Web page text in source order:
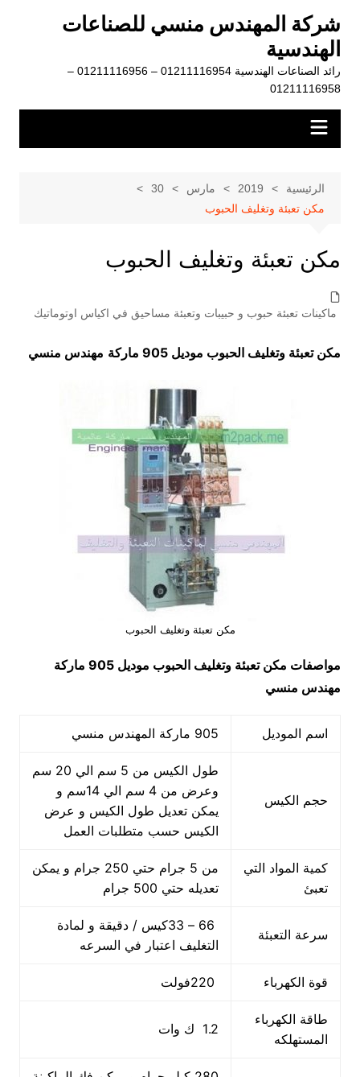
المحتوى
شركة المهندس منسي للصناعات
الهندسية
رائد الصناعات الهندسية 01211116954 – 01211116956 –
01211116958
الرئيسية 2019 مارس
30
مكن تعبئة وتغليف الحبوب
مكن تعبئة وتغليف الحبوب
ماكينات تعبئة حبوب و حبيبات وتعبئة مساحيق في اكياس اوتوماتيك
مكن تعبئة وتغليف الحبوب موديل 905 ماركة مهندس منسي
مكن تعبئة وتغليف الحبوب
مواصفات مكن تعبئة وتغليف الحبوب
موديل 905 ماركة
مهندس منسي
اسم الموديل 905 ماركة المهندس منسي
حجم الكيس
طول الكيس من 5 سم الي 20 سم
وعرض من 4 سم الي 14سم و
يمكن تعديل طول الكيس و عرض
الكيس حسب متطلبات العمل
كمية المواد التي
تعبئ
من 5 جرام حتي 250 جرام و يمكن
تعديله حتي 500 جرام
سرعة التعبئة
66 – 33كيس / دقيقة و لمادة
التغليف اعتبار في السرعه
قوة الكهرباء
طاقة الكهرباء
المستهلكه
1.2 ك وات